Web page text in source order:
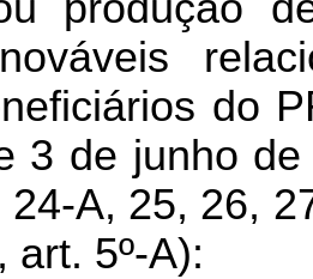
do
3 de junho
A, 25, 26,
art. 5º-A):